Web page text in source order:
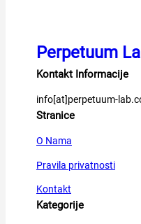
Perpetuum
Kontakt Informacije
info[at]perpetuum-
Stranice
O Nama
Pravila privatnosti
Kontakt
Kategorije